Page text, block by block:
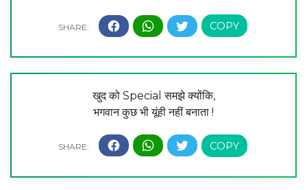
खुद को Special समझे क्योंकि,
भगवान कुछ भी यूंही नहीं बनाता !